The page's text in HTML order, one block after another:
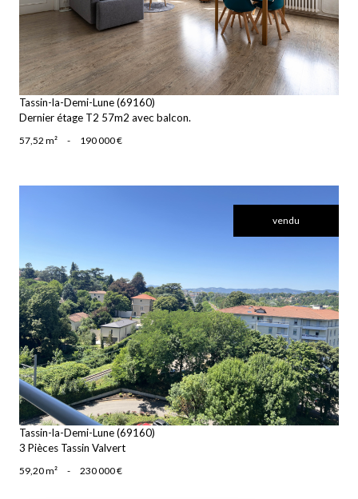
Tassin-la-Demi-Lune (69160)
Dernier étage T2 57m2 avec balcon.
57,52 m² - 190 000 €
vendu
voir le bien
Tassin-la-Demi-Lune (69160)
3 Pièces Tassin Valvert
59,20 m² - 230 000 €